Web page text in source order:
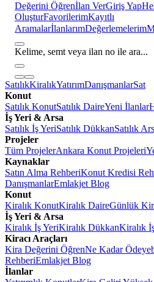
Değerini Öğrenİlan VerGiriş Yap
OluşturFavorilerimKayıtlı
AramalarİlanlarımDeğerlemelerim
Kelime, semt veya ilan no ile ara...
SatılıkKiralıkYatırımDanışmanlarSat
Konut
Satılık KonutSatılık DaireYeni İlanlar
İş Yeri & Arsa
Satılık İş YeriSatılık DükkanSatılık
Projeler
Tüm ProjelerAnkara Konut Projeleri
Kaynaklar
Satın Alma RehberiKonut Kredisi
DanışmanlarEmlakjet Blog
Konut
Kiralık KonutKiralık DaireGünlük
İş Yeri & Arsa
Kiralık İş YeriKiralık DükkanKiralık
Kiracı Araçları
Kira Değerini ÖğrenNe Kadar
RehberiEmlakjet Blog
İlanlar